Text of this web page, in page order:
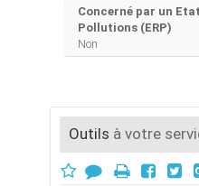
Concerné par un
Pollutions (ERP)
Non
Outils à votre